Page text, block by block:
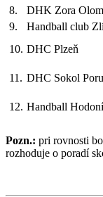
8.
DHK Zora
9.
Handball club
10. DHC Plzeň
11. DHC Sokol
12. Handball
Pozn.: pri rovnosti
rozhoduje o poradí